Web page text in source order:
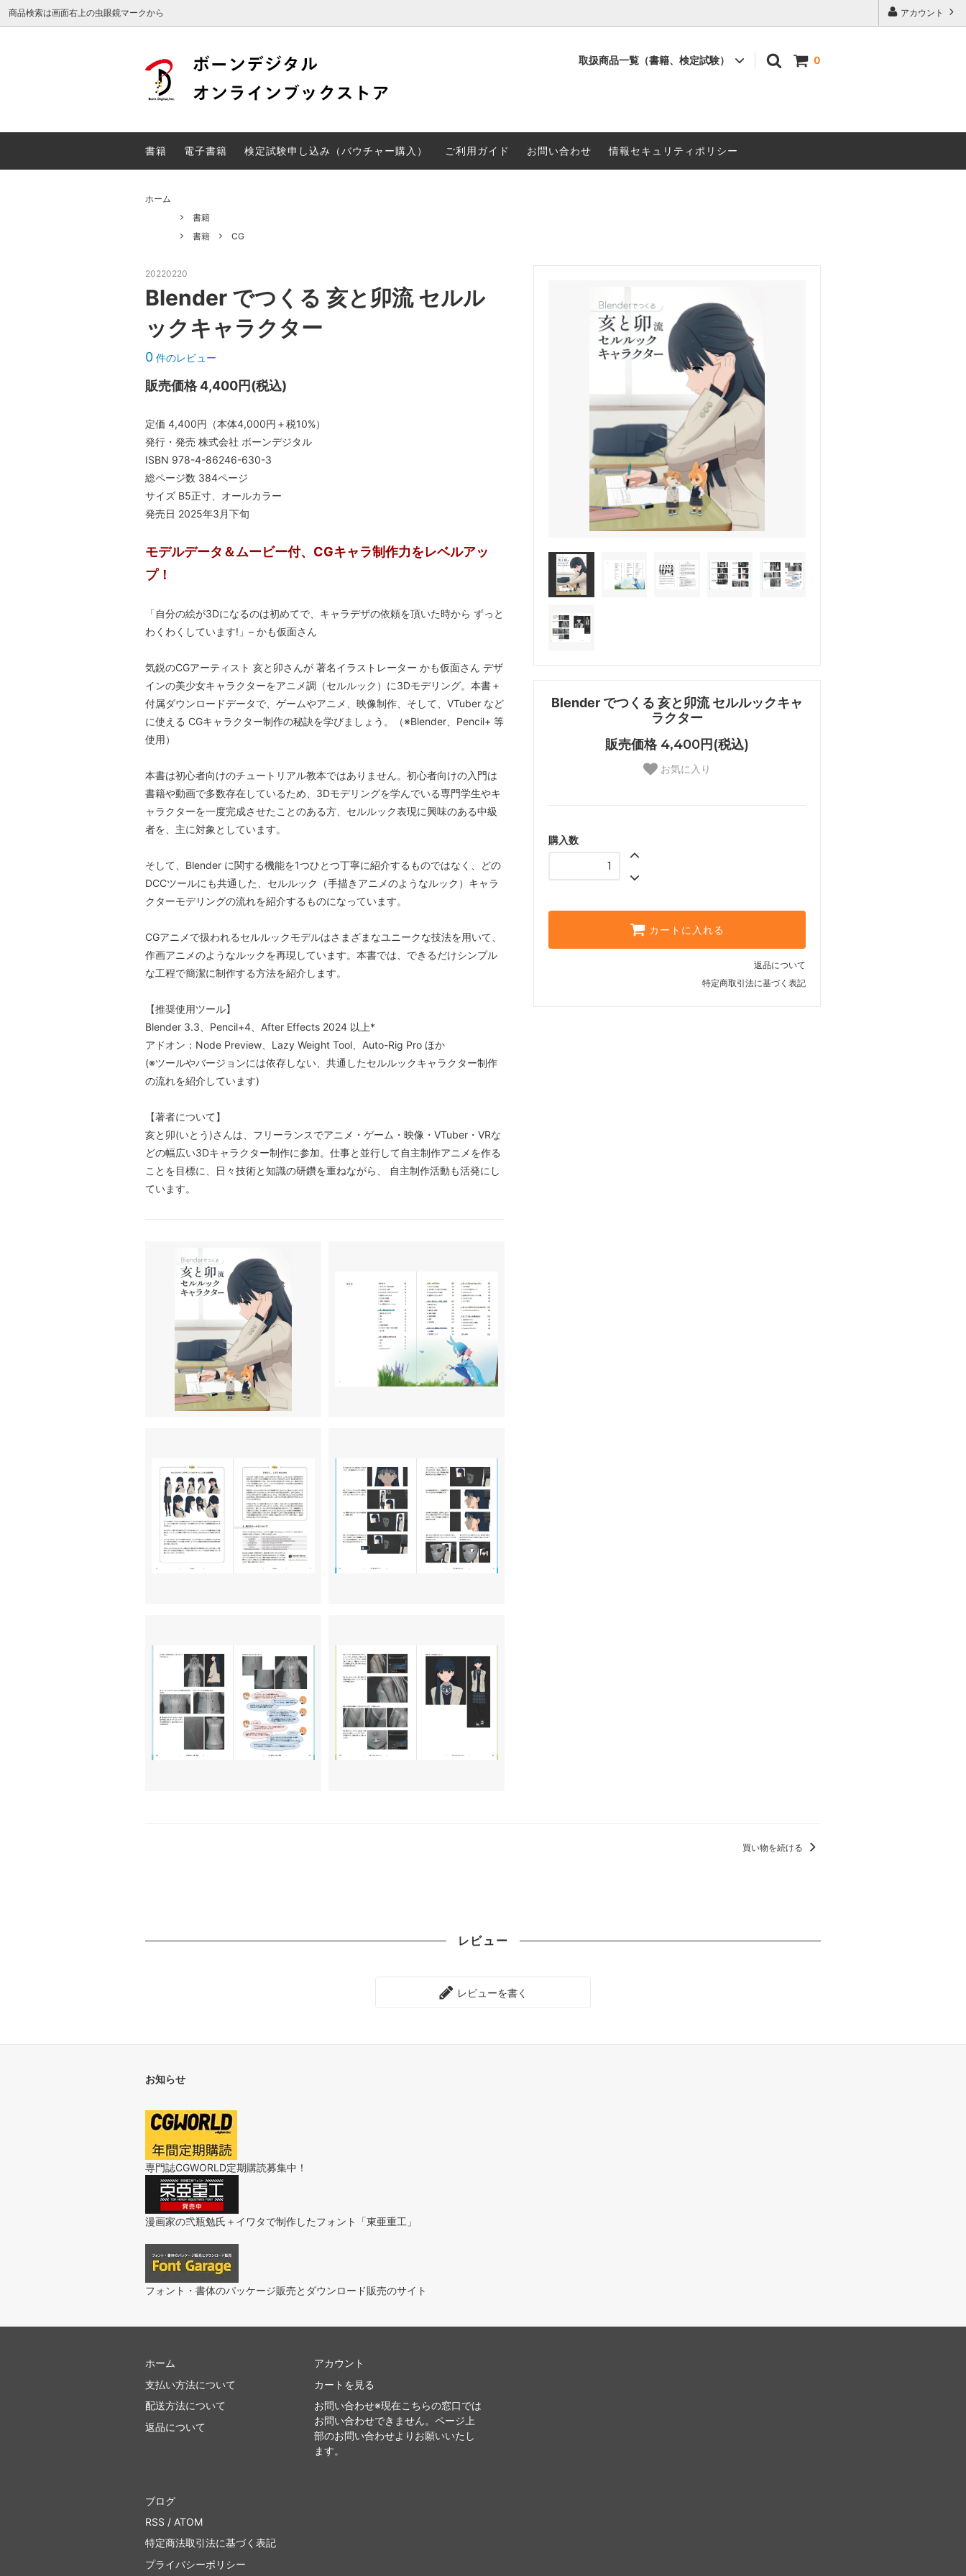
アカウント
商品検索は画面右上の虫眼鏡マークから
0
取扱商品一覧（書籍、検定試験）
unity関連書籍
書籍 電子書籍 検定試験申し込み（バウチャー購入） ご利用ガイド お問い合わせ 情報セキュリティポリシー
ホーム
書籍
書籍
CG
Blender でつくる 亥と卯流 セルルックキャ
ラクター
販売価格 4,400円(税込)
お気に入り
購入数
カートに入れる
返品について
特定商取引法に基づく表記
20220220
Blender でつくる 亥と卯流 セルル
ックキャラクター
0 件のレビュー
販売価格 4,400円(税込)
定価 4,400円（本体4,000円＋税10%）
発行・発売 株式会社 ボーンデジタル
ISBN 978-4-86246-630-3
総ページ数 384ページ
サイズ B5正寸、オールカラー
発売日 2025年3月下旬
モデルデータ＆ムービー付、CGキャラ制作力をレベルアッ
プ！
「自分の絵が3Dになるのは初めてで、キャラデザの依頼を頂いた時から ずっと
わくわくしています!」– かも仮面さん
気鋭のCGアーティスト 亥と卯さんが 著名イラストレーター かも仮面さん デザ
インの美少女キャラクターをアニメ調（セルルック）に3Dモデリング。本書＋
付属ダウンロードデータで、ゲームやアニメ、映像制作、そして、VTuber など
に使える CGキャラクター制作の秘訣を学びましょう。（※Blender、Pencil+ 等
使用）
本書は初心者向けのチュートリアル教本ではありません。初心者向けの入門は
書籍や動画で多数存在しているため、3Dモデリングを学んでいる専門学生やキ
ャラクターを一度完成させたことのある方、セルルック表現に興味のある中級
者を、主に対象としています。
そして、Blender に関する機能を1つひとつ丁寧に紹介するものではなく、どの
DCCツールにも共通した、セルルック（手描きアニメのようなルック）キャラ
クターモデリングの流れを紹介するものになっています。
CGアニメで扱われるセルルックモデルはさまざまなユニークな技法を用いて、
作画アニメのようなルックを再現しています。本書では、できるだけシンプル
な工程で簡潔に制作する方法を紹介します。
【推奨使用ツール】
Blender 3.3、Pencil+4、After Effects 2024 以上*
アドオン：Node Preview、Lazy Weight Tool、Auto-Rig Pro ほか
(※ツールやバージョンには依存しない、共通したセルルックキャラクター制作
の流れを紹介しています)
【著者について】
亥と卯(いとう)さんは、フリーランスでアニメ・ゲーム・映像・VTuber・VRな
どの幅広い3Dキャラクター制作に参加。仕事と並行して自主制作アニメを作る
ことを目標に、日々技術と知識の研鑽を重ねながら、 自主制作活動も活発にし
ています。
買い物を続ける
レビュー
レビューを書く
お知らせ
専門誌CGWORLD定期購読募集中！
漫画家の弐瓶勉氏＋イワタで制作したフォント「東亜重工」
フォント・書体のパッケージ販売とダウンロード販売のサイト
ホーム
支払い方法について
配送方法について
返品について
アカウント
カートを見る
お問い合わせ※現在こちらの窓口では
お問い合わせできません。ページ上
部のお問い合わせよりお願いいたし
ます。
ブログ
RSS / ATOM
特定商法取引法に基づく表記
プライバシーポリシー